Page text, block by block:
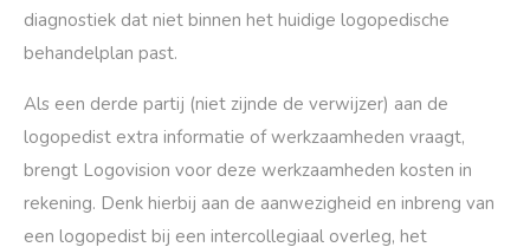
diagnostiek dat niet binnen het huidige logopedische
behandelplan past.
Als een derde partij (niet zijnde de verwijzer) aan de
logopedist extra informatie of werkzaamheden vraagt,
brengt Logovision voor deze werkzaamheden kosten in
rekening. Denk hierbij aan de aanwezigheid en inbreng van
een logopedist bij een intercollegiaal overleg, het